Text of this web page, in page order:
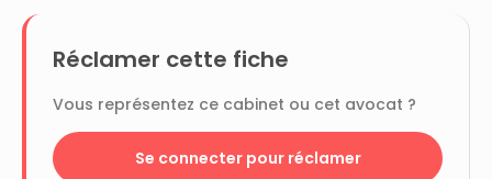
Réclamer cette fiche
Vous représentez ce cabinet ou cet avocat ?
Se connecter pour réclamer